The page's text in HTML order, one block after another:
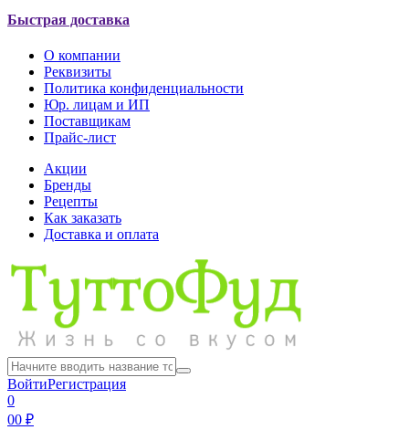
Быстрая доставка
О компании
Реквизиты
Политика конфиденциальности
Юр. лицам и ИП
Поставщикам
Прайс-лист
Акции
Бренды
Рецепты
Как заказать
Доставка и оплата
ВойтиРегистрация
0
00 ₽